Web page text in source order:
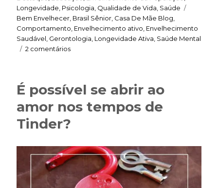
Longevidade, Psicologia, Qualidade de Vida, Saúde
Bem Envelhecer, Brasil Sênior, Casa De Mãe Blog,
Comportamento, Envelhecimento ativo, Envelhecimento
Saudável, Gerontologia, Longevidade Ativa, Saúde Mental
2 comentáriosem
desafios
a
manter
do
cérebro
É possível se abrir ao
amor nos tempos de
Tinder?